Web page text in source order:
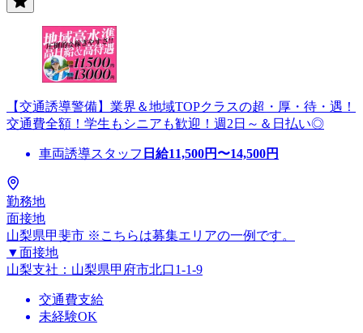
【交通誘導警備】業界＆地域TOPクラスの超・厚・待・遇！
交通費全額！学生もシニアも歓迎！週2日～＆日払い◎
車両誘導スタッフ 日給11,500円〜14,500円
勤務地
面接地
山梨県甲斐市 ※こちらは募集エリアの一例です。
▼面接地
山梨支社：山梨県甲府市北口1-1-9
交通費支給
未経験OK